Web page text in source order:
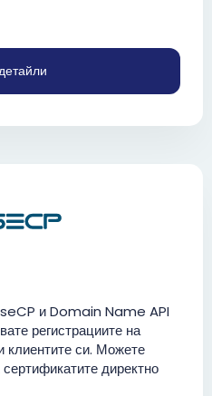
и Domain Name API
регистрациите на
клиентите си. Можете
директно